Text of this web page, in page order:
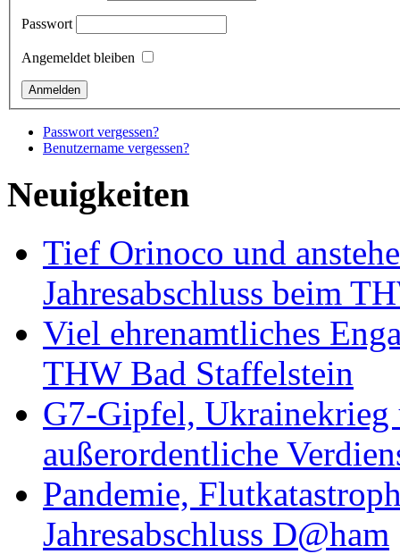
Passwort
Angemeldet bleiben
Passwort vergessen?
Benutzername vergessen?
Neuigkeiten
Tief Orinoco und
Jahresabschluss beim
Viel ehrenamtliches
THW Bad Staffelstein
G7-Gipfel, Ukrainekrieg
außerordentliche
Pandemie,
Jahresabschluss D@ham